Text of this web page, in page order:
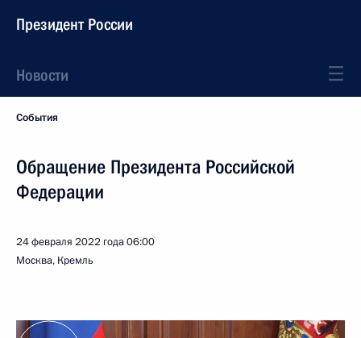
Президент России
Новости
События
Обращение Президента Российской
Федерации
24 февраля 2022 года06:00
Москва, Кремль